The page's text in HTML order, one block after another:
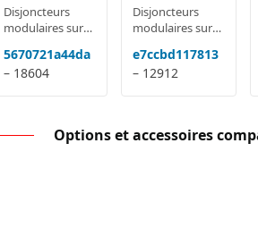
Disjoncteurs
modulaires sur
IC60, DPN,
Domae, NG125,
5670721a44da
– 18604
Disjoncteurs
modulaires sur
IC60, DPN,
Domae, NG125,
e7ccbd117813
– 12912
Options et accessoires